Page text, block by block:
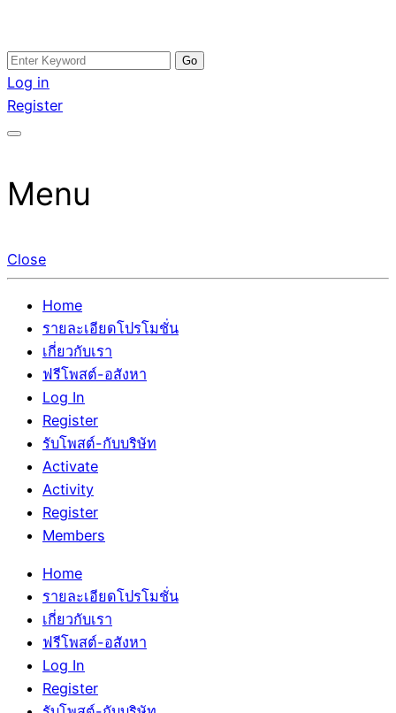
Skip
to
content
อสังหาโพสต์ รีวิวเยอะ รับจ้างโพสต์ขายบ้าน รับจ้างโพสต์อสัง
หา แตกต่างอย่างตั้งใจ รับรองผล อันดับ1 การโพสต์ขายอสังหา
กับทีมงานบริษัท บ้าน ที่ดิน คอนโด ติดGoogleหน้าแรกได้จริงๆ
รับจ้างโพสอสังหา ขายบ้าน อสังหาโพสต์ เชื่อถือได้จริง รับ
โพสต์ ที่ดิน กับทีมงานบริษัท ถูกและดีที่สุด ไม่มีค่านายหน้า
ขายได้จริงๆ ช่วยสร้างโอกาสในการขายได้มากกว่า ที่เดียว ที่
Search
for:
Log in
Register
Menu
Close
Home
รายละเอียดโปรโมชั่น
เกี่ยวกับเรา
ฟรีโพสต์-อสังหา
Log In
Register
รับโพสต์-กับบริษัท
Activate
Activity
Register
Members
Home
รายละเอียดโปรโมชั่น
เกี่ยวกับเรา
ฟรีโพสต์-อสังหา
Log In
Register